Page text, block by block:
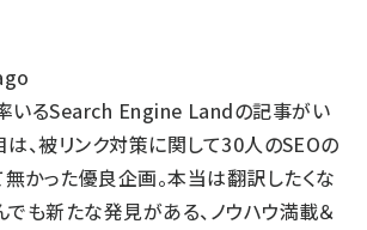
いるSearch Engine Landの記事がい
は、被リンク対策に関して30人のSEOの
かった優良企画。本当は翻訳したくな
でも新たな発見がある、ノウハウ満載＆